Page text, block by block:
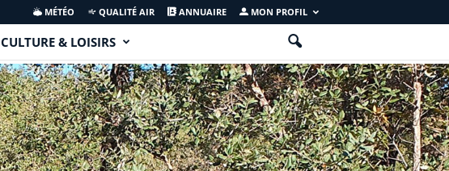
MÉTÉO QUALITÉ AIR ANNUAIRE MON PROFIL
CULTURE & LOISIRS